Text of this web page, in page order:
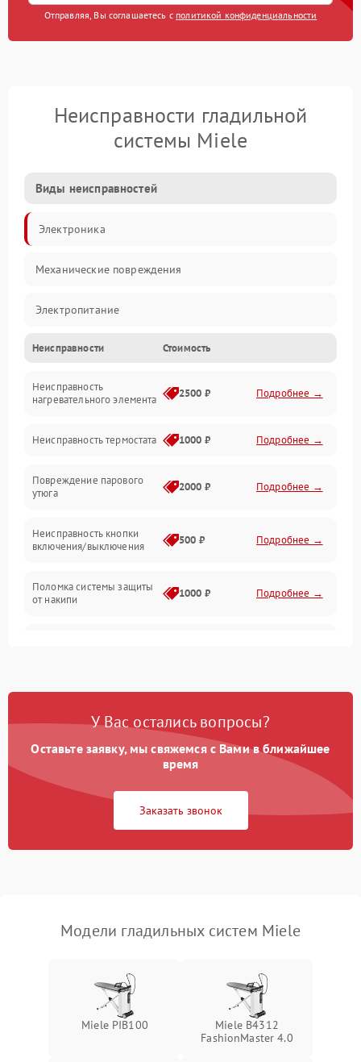
Отправляя, Вы соглашаетесь с политикой конфиденциальности
Неисправности гладильной
системы Miele
Виды неисправностей
Электроника
Механические повреждения
Электропитание
Пар
Герметичность
Электроника/Механические
Неисправности Стоимость
Неисправность
нагревательного элемента
2500 ₽ Подробнее →
Неисправность термостата 1000 ₽ Подробнее →
Повреждение парового
утюга
2000 ₽ Подробнее →
Неисправность кнопки
включения/выключения
500 ₽ Подробнее →
Поломка системы защиты
от накипи
1000 ₽ Подробнее →
Поломка системы
Неисправность системы
2000 ₽ Подробнее →
Поломка сетевого шнура 500 ₽ Подробнее →
Неисправность системы
Проблемы с регулировкой
температуры
Подробнее →
У Вас остались вопросы?
Оставьте заявку, мы свяжемся с Вами в ближайшее
время
Заказать звонок
Модели гладильных систем Miele
Miele PIB100
Miele B4312
FashionMaster 4.0